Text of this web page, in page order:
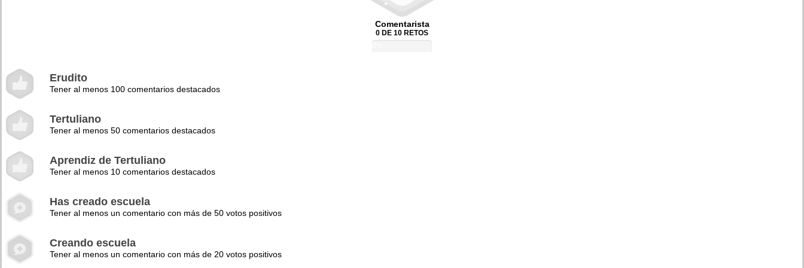
Comentarista
0 DE 10 RETOS
Erudito
Tener al menos 100 comentarios destacados
Tertuliano
Tener al menos 50 comentarios destacados
Aprendiz de Tertuliano
Tener al menos 10 comentarios destacados
Has creado escuela
Tener al menos un comentario con más de 50 votos positivos
Creando escuela
Tener al menos un comentario con más de 20 votos positivos